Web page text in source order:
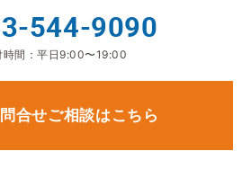
544-9090
時間：平日9:00〜19:00
合せご相談はこちら